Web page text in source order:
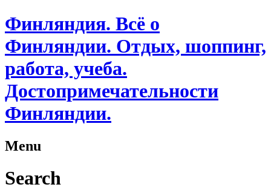
Финляндия. Всё о
Финляндии. Отдых, шоппинг,
работа, учеба.
Достопримечательности
Финляндии.
Menu
Search